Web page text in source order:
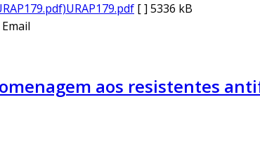
URAP179.pdf [ ] 5336 kB
aos resistentes